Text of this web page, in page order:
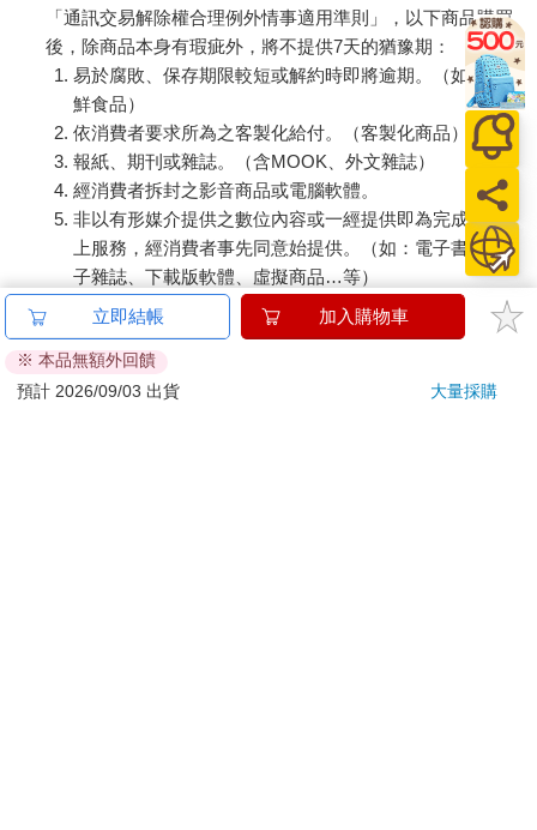
「通訊交易解除權合理例外情事適用準則」，以下商品購買
後，除商品本身有瑕疵外，將不提供7天的猶豫期：
易於腐敗、保存期限較短或解約時即將逾期。（如：生
鮮食品）
依消費者要求所為之客製化給付。（客製化商品）
報紙、期刊或雜誌。（含MOOK、外文雜誌）
經消費者拆封之影音商品或電腦軟體。
非以有形媒介提供之數位內容或一經提供即為完成之線
上服務，經消費者事先同意始提供。（如：電子書、電
子雜誌、下載版軟體、虛擬商品…等）
已拆封之個人衛生用品。（如：內衣褲、刮鬍刀、除毛
刀…等）
若非上列種類商品，均享有到貨7天的猶豫期（含例假
日）。
立即結帳 加入購物車
※ 本品無額外回饋
預計 2026/09/03 出貨
大量採購